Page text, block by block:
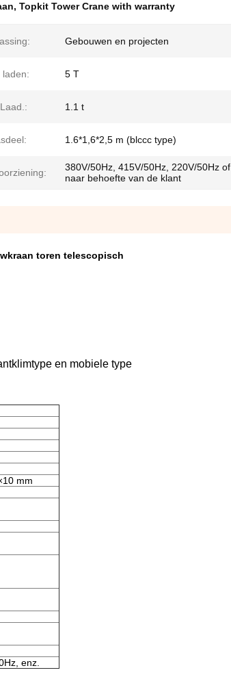
, Topkit Tower Crane with warranty
Gebouwen en projecten
laden: 5 T
1.1 t
1.6*1,6*2,5 m (blccc type)
380V/50Hz, 415V/50Hz, 220V/50Hz of
naar behoefte van de klant
toren telescopisch
en mobiele type
mm
enz.